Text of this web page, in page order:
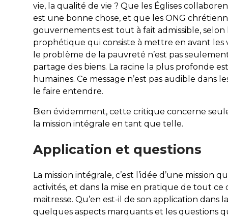
vie, la qualité de vie ? Que les Églises
est une bonne chose, et que les ONG
gouvernements est tout à fait admissible, selon
prophétique qui consiste à mettre en avant les
le problème de la pauvreté n’est pas
partage des biens. La racine la plus profonde
humaines. Ce message n’est pas audible dans
le faire entendre.
Bien évidemment, cette critique concerne
la mission intégrale en tant que telle.
Application et questions
La mission intégrale, c’est l’idée d’une mission
activités, et dans la mise en pratique de tout ce
maitresse. Qu’en est-il de son application dans
quelques aspects marquants et les questions